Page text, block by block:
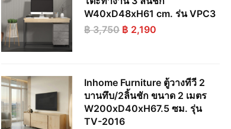
W40xD48xH61 cm. ร่น VPC3
฿3,750 Original
฿ 2,190Current
Inhome Furniture ตู้วางทีวี 2
บานทึบ/2ลิ้นชัก ขนาด 2 เมตร
W200xD40xH67.5 ซม. รุ่น
TV-2016